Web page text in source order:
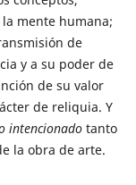
mente humana;
de
y a su poder de
de su valor
de reliquia. Y
intencionadotanto
la obra de arte.